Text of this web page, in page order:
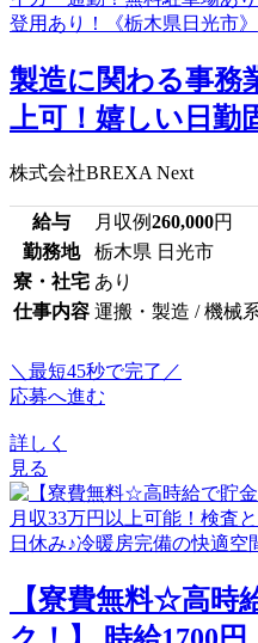
製造に関わる事務
上可！嬉しい日勤
株式会社BREXA Next
給与 月収例260,000円
勤務地
栃木県 日光市
寮・社宅 あり
仕事内容 運搬・製造 / 機械
＼最短45秒で完了／
応募へ進む
詳しく
見る
【寮費無料☆高時